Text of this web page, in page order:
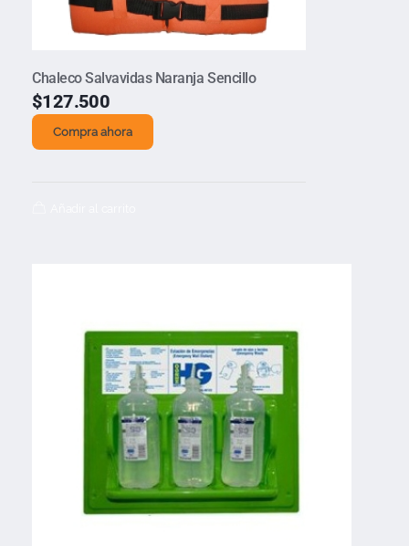
Chaleco Salvavidas Naranja Sencillo
$127.500
Compra ahora